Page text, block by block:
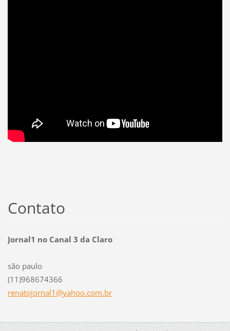
Contato
Jornal1 no Canal 3 da Claro
são paulo
(11)968674366
renatojornal1@yahoo.com.br